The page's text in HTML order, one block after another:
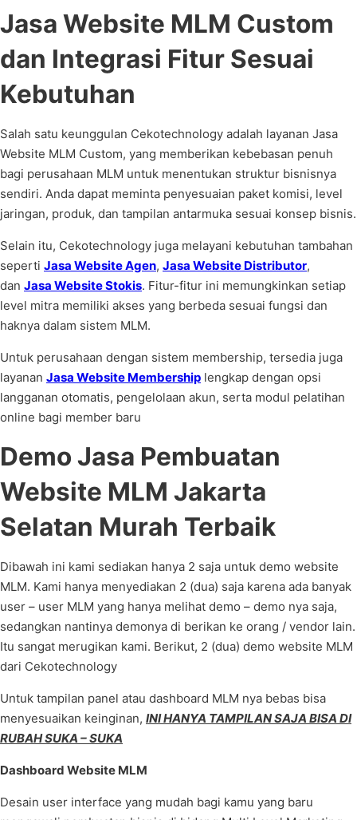
Jasa Website MLM Custom
dan Integrasi Fitur Sesuai
Kebutuhan
Salah satu keunggulan Cekotechnology adalah layanan Jasa
Website MLM Custom, yang memberikan kebebasan penuh
bagi perusahaan MLM untuk menentukan struktur bisnisnya
sendiri. Anda dapat meminta penyesuaian paket komisi, level
jaringan, produk, dan tampilan antarmuka sesuai konsep bisnis.
Selain itu, Cekotechnology juga melayani kebutuhan tambahan
seperti Jasa Website Agen, Jasa Website Distributor,
dan Jasa Website Stokis. Fitur-fitur ini memungkinkan setiap
level mitra memiliki akses yang berbeda sesuai fungsi dan
haknya dalam sistem MLM.
Untuk perusahaan dengan sistem membership, tersedia juga
layanan Jasa Website Membership lengkap dengan opsi
langganan otomatis, pengelolaan akun, serta modul pelatihan
online bagi member baru
Demo Jasa Pembuatan
Website MLM Jakarta
Selatan Murah Terbaik
Dibawah ini kami sediakan hanya 2 saja untuk demo website
MLM. Kami hanya menyediakan 2 (dua) saja karena ada banyak
user – user MLM yang hanya melihat demo – demo nya saja,
sedangkan nantinya demonya di berikan ke orang / vendor lain.
Itu sangat merugikan kami. Berikut, 2 (dua) demo website MLM
dari Cekotechnology
Untuk tampilan panel atau dashboard MLM nya bebas bisa
menyesuaikan keinginan, INI HANYA TAMPILAN SAJA BISA DI
RUBAH SUKA – SUKA
Dashboard Website MLM
Desain user interface yang mudah bagi kamu yang baru